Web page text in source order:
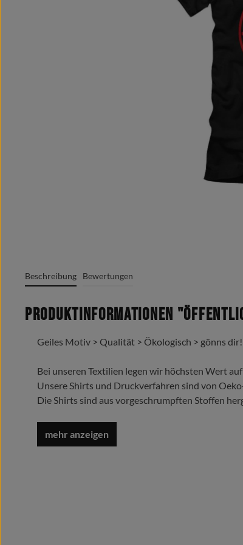
Beschreibung Bewertungen
Produktinformationen
Geiles Motiv > Qualität > Ökologisch > gönns dir!
Bei unseren Textilien legen wir höchsten Wert
Unsere Shirts und Druckverfahren sind von
Die Shirts sind aus vorgeschrumpften Stoffen
Trage es liebe es lebe es !